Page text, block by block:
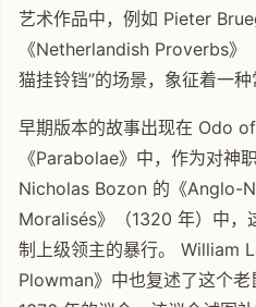
艺术作品中，例如 Pieter
《Netherlandish Proverbs》
猫挂铃铛”的场景，象征着一种
早期版本的故事出现在 Odo
《Parabolae》中，作为对神
Nicholas Bozon 的《Anglo-
Moralisés》（1320 年）中，
制上级领主的暴行。 William
Plowman》中也复述了这个